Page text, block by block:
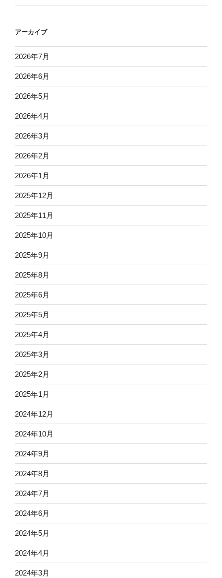
アーカイブ
2026年7月
2026年6月
2026年5月
2026年4月
2026年3月
2026年2月
2026年1月
2025年12月
2025年11月
2025年10月
2025年9月
2025年8月
2025年6月
2025年5月
2025年4月
2025年3月
2025年2月
2025年1月
2024年12月
2024年10月
2024年9月
2024年8月
2024年7月
2024年6月
2024年5月
2024年4月
2024年3月